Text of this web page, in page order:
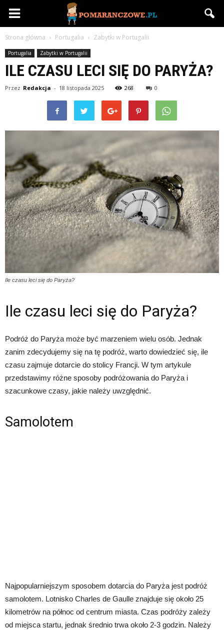
Pomaranczowe.pl
Strona główna Portugalia Zabytki w Portugalii
Portugalia Zabytki w Portugalii
ILE CZASU LECI SIĘ DO PARYŻA?
Przez Redakcja - 18 listopada 2025 268 0
Ile czasu leci się do Paryża?
Ile czasu leci się do Paryża?
Podróż do Paryża może być marzeniem wielu osób. Jednak
zanim zdecydujemy się na tę podróż, warto dowiedzieć się, ile
czasu zajmuje dotarcie do stolicy Francji. W tym artykule
przedstawimy różne sposoby podróżowania do Paryża i
szacunkowe czasy, jakie należy uwzględnić.
Samolotem
Najpopularniejszym sposobem dotarcia do Paryża jest podróż
samolotem. Lotnisko Charles de Gaulle znajduje się około 25
kilometrów na północ od centrum miasta. Czas podróży zależy
od miejsca startu, jednak średnio trwa około 2-3 godzin. Należy